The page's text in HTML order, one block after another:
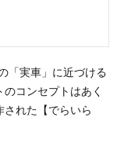
「実車」に近づける
コンセプトはあく
された【でらいら